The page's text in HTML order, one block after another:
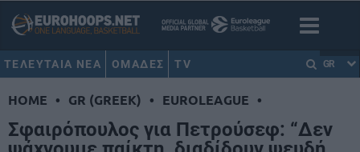
ΤΕΛΕΥΤΑΙΑ ΝΕΑ ΟΜΑΔΕΣ TV GR
HOME • GR (GREEK) • EUROLEAGUE •
Σφαιρόπουλος για Πετρούσεφ: “Δεν